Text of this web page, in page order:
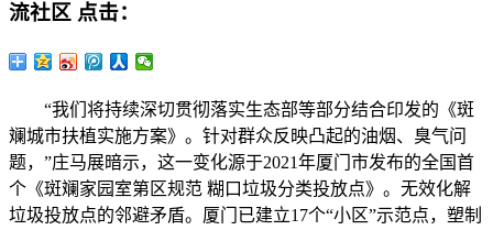
流社区 点击：
“我们将持续深切贯彻落实生态部等部分结合印发的《斑
斓城市扶植实施方案》。针对群众反映凸起的油烟、臭气问
题，”庄马展暗示，这一变化源于2021年厦门市发布的全国首
个《斑斓家园室第区规范 糊口垃圾分类投放点》。无效化解
垃圾投放点的邻避矛盾。厦门已建立17个“小区”示范点，塑制